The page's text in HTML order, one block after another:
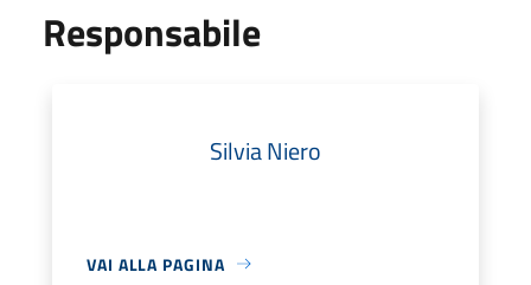
Responsabile
Silvia Niero
VAI ALLA PAGINA